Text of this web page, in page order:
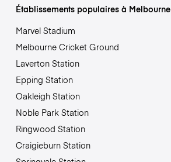
Établissements populaires à Melbourne
Marvel Stadium
Melbourne Cricket Ground
Laverton Station
Epping Station
Oakleigh Station
Noble Park Station
Ringwood Station
Craigieburn Station